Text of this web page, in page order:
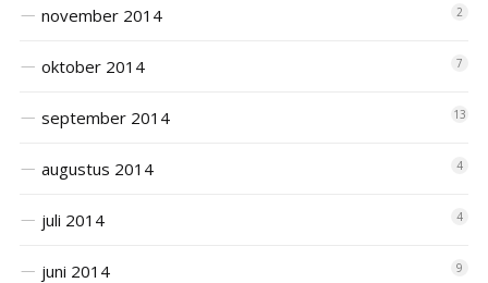
november 2014 2
oktober 2014 7
september 2014 13
augustus 2014 4
juli 2014 4
juni 2014 9